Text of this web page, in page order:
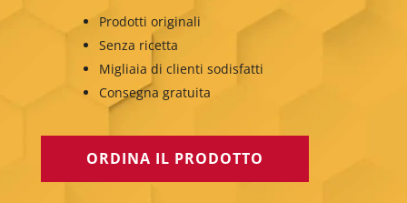
Prodotti originali
Senza ricetta
Migliaia di clienti sodisfatti
Consegna gratuita
ORDINA IL PRODOTTO